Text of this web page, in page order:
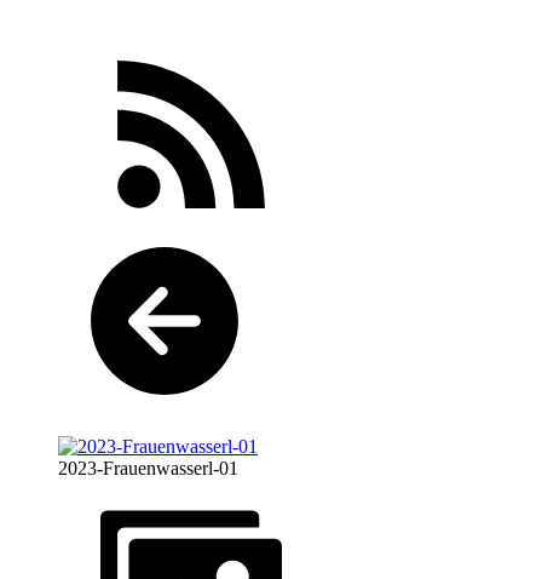
2023-Frauenwasserl-01